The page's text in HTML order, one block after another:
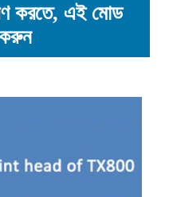
করতে, এই মোড
করুন